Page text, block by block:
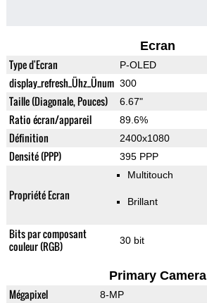
Ecran
Type d'Ecran P-OLED
display_refresh_Ühz_Ünum 300
Taille (Diagonale, Pouces) 6.67"
Ratio écran/appareil 89.6%
Définition 2400x1080
Densité (PPP) 395 PPP
Propriété Ecran
Multitouch
Brillant
Bits par composant
couleur (RGB)
30 bit
Primary Camera
Mégapixel 8-MP